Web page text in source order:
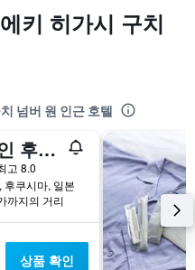
키 히가시 구치
넘버 원 인근 호텔
토요코인 후쿠시마 스테이션 히가시 2
고 8.0
쿠시마, 일본
까지의 거리
상품 확인